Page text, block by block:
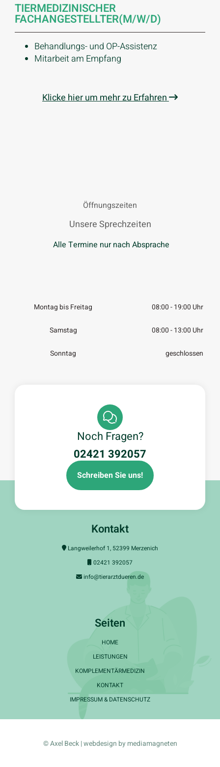
TIERMEDIZINISCHER
FACHANGESTELLTER(M/W/D)
Behandlungs- und OP-Assistenz
Mitarbeit am Empfang
Klicke hier um mehr zu Erfahren
Öffnungszeiten
Unsere Sprechzeiten
Alle Termine nur nach Absprache
Montag bis Freitag 08:00 - 19:00 Uhr
Samstag 08:00 - 13:00 Uhr
Sonntag geschlossen
Noch Fragen?
02421 392057
Schreiben Sie uns!
Kontakt
 Langweilerhof 1, 52399 Merzenich
02421 392057
 info@tierarztdueren.de
Seiten
HOME
LEISTUNGEN
KOMPLEMENTÄRMEDIZIN
KONTAKT
IMPRESSUM & DATENSCHUTZ
© Axel Beck | webdesign by mediamagneten